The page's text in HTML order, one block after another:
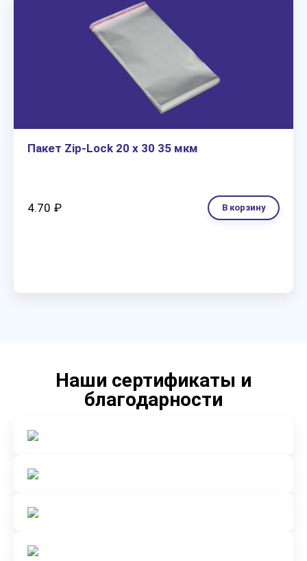
Пакет Zip-Lock 20 х 30 35 мкм
4.70 ₽ В корзину
Наши сертификаты и
благодарности